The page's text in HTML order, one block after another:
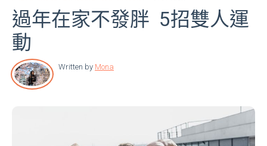
過年在家不發胖 5招雙人運
動
Written by Mona